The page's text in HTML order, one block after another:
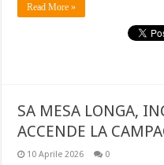
Read More »
SA MESA LONGA,
ACCENDE LA
10 Aprile 2026 0